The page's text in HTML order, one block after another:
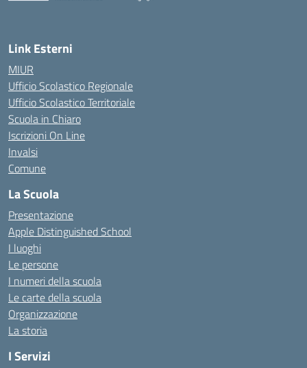
Link Esterni
MIUR
Ufficio Scolastico Regionale
Ufficio Scolastico Territoriale
Scuola in Chiaro
Iscrizioni On Line
Invalsi
Comune
La Scuola
Presentazione
Apple Distinguished School
I luoghi
Le persone
I numeri della scuola
Le carte della scuola
Organizzazione
La storia
I Servizi